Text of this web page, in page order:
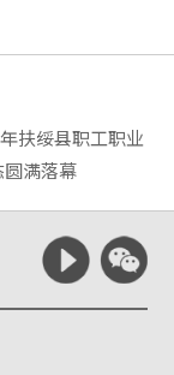
扶绥县职工职业
满落幕